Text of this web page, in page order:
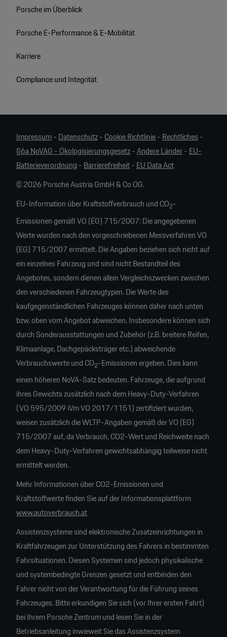
Porsche im Überblick
Porsche E-Performance & E-Mobilität
Karriere
Compliance und Integrität
Impressum-Datenschutz-Cookie Richtlinie-Rechtliches-
§6a NoVAG - Ökologisierungsgesetz-Andere Länder-EU-
Batterieverordnung -Barrierefreiheit-EU Data Act
© 2026 Porsche Austria GmbH & Co OG.
EU-Information über Kraftstoffverbrauch und CO2-
Emissionen gemäß VO (EG) 715/2007: Die angegebenen
Werte wurden nach den vorgeschriebenen Messverfahren VO
(EG) 715/2007 ermittelt. Die Angaben beziehen sich nicht auf
ein einzelnes Fahrzeug und sind nicht Bestandteil des
Angebotes, sondern dienen allein Vergleichszwecken zwischen
den verschiedenen Fahrzeugtypen. Die Werte des
kaufgegenständlichen Fahrzeuges können daher nach unten
bzw. oben vom Angebot abweichen. Insbesondere können sich
durch Sonderausstattungen und Zubehör (z.B. breitere Reifen,
Klimaanlage, Dachgepäcksträger etc.) abweichende
Verbrauchswerte und CO2-Emissionen ergeben. Dies kann
einen höheren NoVA-Satz bedeuten. Fahrzeuge, die aufgrund
ihres Gewichts zusätzlich nach dem Heavy-Duty-Verfahren
(VO 595/2009 iVm VO 2017/1151) zertifiziert wurden,
weisen zusätzlich die WLTP-Angaben gemäß der VO (EG)
715/2007 auf, da Verbrauch, CO2-Wert und Reichweite nach
dem Heavy-Duty-Verfahren gewichtsabhängig teilweise nicht
ermittelt werden.
Mehr Informationen über CO2-Emissionen und
Kraftstoffwerte finden Sie auf der Informationsplattform
www.autoverbrauch.at
Assistenzsysteme sind elektronische Zusatzeinrichtungen in
Kraftfahrzeugen zur Unterstützung des Fahrers in bestimmten
Fahrsituationen. Diesen Systemen sind jedoch physikalische
und systembedingte Grenzen gesetzt und entbinden den
Fahrer nicht von der Verantwortung für die Führung seines
Fahrzeuges. Bitte erkundigen Sie sich (vor Ihrer ersten Fahrt)
bei Ihrem Porsche Zentrum und lesen Sie in der
Betriebsanleitung inwieweit Sie das Assistenzsystem